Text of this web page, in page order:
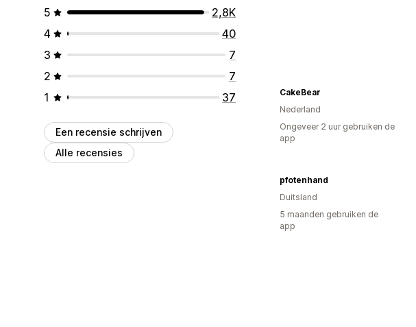
5
2,8K
4
40
3
7
2
7
1
37
Een recensie schrijven
Alle recensies
CakeBear
Nederland
Ongeveer 2 uur gebruiken de
app
pfotenhand
Duitsland
5 maanden gebruiken de
app